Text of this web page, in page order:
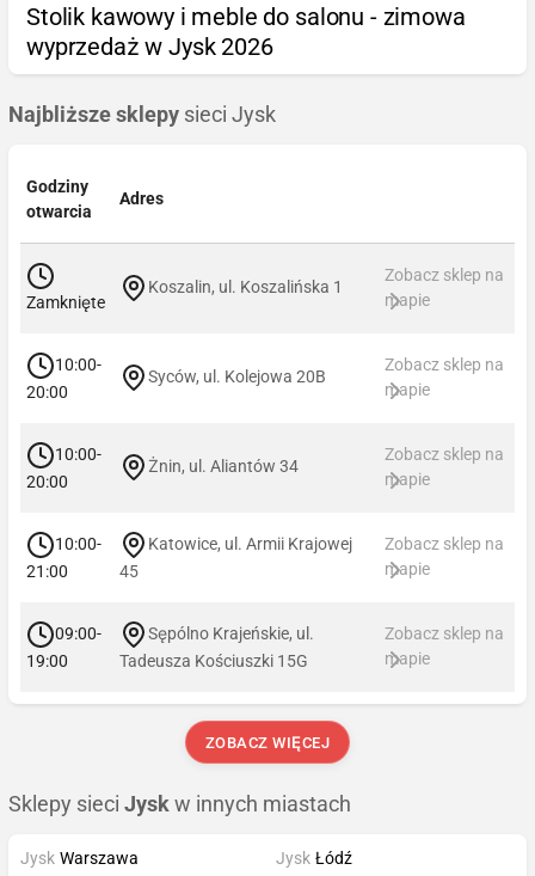
Stolik kawowy i meble do salonu - zimowa
wyprzedaż w Jysk 2026
Najbliższe sklepy sieci Jysk
Godziny
otwarcia
Adres
Zamknięte
Koszalin, ul. Koszalińska 1
Zobacz sklep na
mapie
10:00-
20:00
Syców, ul. Kolejowa 20B
Zobacz sklep na
mapie
10:00-
20:00
Żnin, ul. Aliantów 34
Zobacz sklep na
mapie
10:00-
21:00
Katowice, ul. Armii Krajowej
45
Zobacz sklep na
mapie
09:00-
19:00
Sępólno Krajeńskie, ul.
Tadeusza Kościuszki 15G
Zobacz sklep na
mapie
ZOBACZ WIĘCEJ
Sklepy sieci Jysk w innych miastach
Jysk Warszawa
Jysk Łódź